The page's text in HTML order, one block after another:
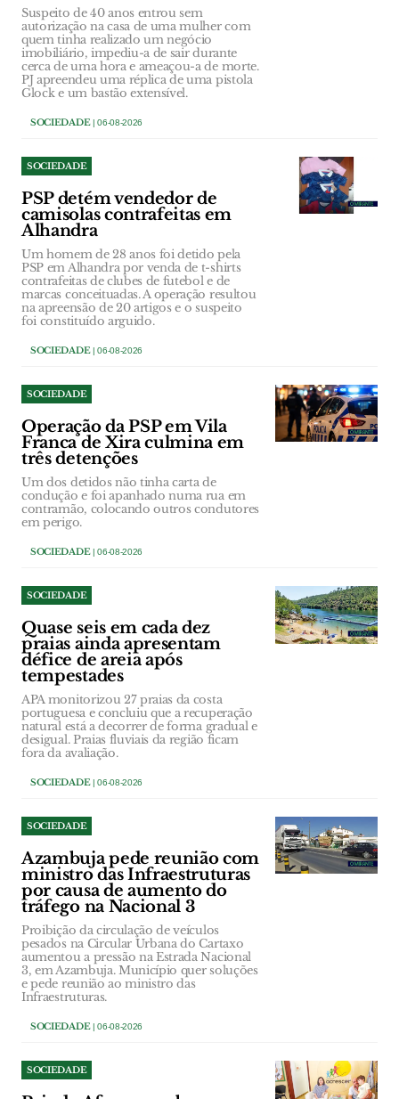
Suspeito de 40 anos entrou sem
autorização na casa de uma mulher com
quem tinha realizado um negócio
imobiliário, impediu-a de sair durante
cerca de uma hora e ameaçou-a de morte.
PJ apreendeu uma réplica de uma pistola
Glock e um bastão extensível.
SOCIEDADE| 06-08-2026
SOCIEDADE
PSP detém vendedor de
camisolas contrafeitas em
Alhandra
Um homem de 28 anos foi detido pela
PSP em Alhandra por venda de t-shirts
contrafeitas de clubes de futebol e de
marcas conceituadas. A operação resultou
na apreensão de 20 artigos e o suspeito
foi constituído arguido.
SOCIEDADE| 06-08-2026
SOCIEDADE
Operação da PSP em Vila
Franca de Xira culmina em
três detenções
Um dos detidos não tinha carta de
condução e foi apanhado numa rua em
contramão, colocando outros condutores
em perigo.
SOCIEDADE| 06-08-2026
SOCIEDADE
Quase seis em cada dez
praias ainda apresentam
défice de areia após
tempestades
APA monitorizou 27 praias da costa
portuguesa e concluiu que a recuperação
natural está a decorrer de forma gradual e
desigual. Praias fluviais da região ficam
fora da avaliação.
SOCIEDADE| 06-08-2026
SOCIEDADE
Azambuja pede reunião com
ministro das Infraestruturas
por causa de aumento do
tráfego na Nacional 3
Proibição da circulação de veículos
pesados na Circular Urbana do Cartaxo
aumentou a pressão na Estrada Nacional
3, em Azambuja. Município quer soluções
e pede reunião ao ministro das
Infraestruturas.
SOCIEDADE| 06-08-2026
SOCIEDADE